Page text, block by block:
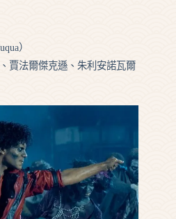
）
賈法爾傑克遜、朱利安諾瓦爾